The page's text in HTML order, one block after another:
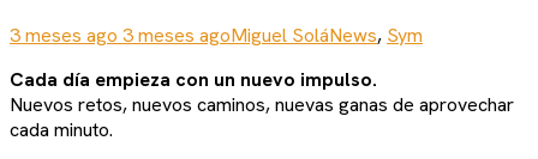
3 meses ago 3 meses agoMiguel SoláNews, Sym
Cada día empieza con un nuevo impulso.
Nuevos retos, nuevos caminos, nuevas ganas de aprovechar
cada minuto.